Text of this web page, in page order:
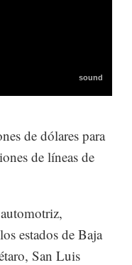
de dólares para
de líneas de
estados de Baja
San Luis